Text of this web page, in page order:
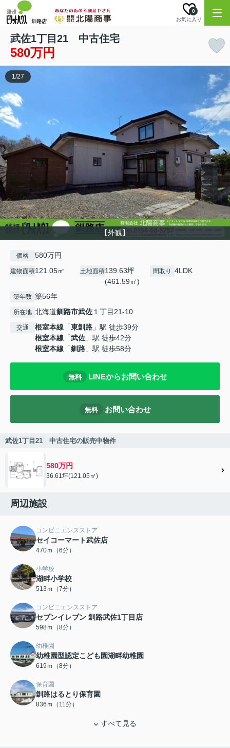
お気に入り
0
武佐1丁目21 中古住宅
580万円
【外観】
1/27
価格 580万円
建物面積121.05㎡ 土地面積139.63坪
(461.59㎡)
間取り 4LDK
築年数 築56年
所在地 北海道釧路市武佐１丁目21-10
交通 根室本線 「東釧路 」駅 徒歩39分
根室本線 「武佐 」駅 徒歩42分
根室本線 「釧路 」駅 徒歩58分
無料 LINEからお問い合わせ
無料 お問い合わせ
武佐1丁目21 中古住宅の販売中物件
580万円
36.61坪(121.05㎡)
周辺施設
コンビニエンスストア
セイコーマート武佐店
470ｍ（6分）
小学校
湖畔小学校
513ｍ（7分）
コンビニエンスストア
セブンイレブン 釧路武佐1丁目店
598ｍ（8分）
幼稚園
幼稚園型認定こども園湖畔幼稚園
619ｍ（8分）
保育園
釧路はるとり保育園
836ｍ（11分）
すべて見る